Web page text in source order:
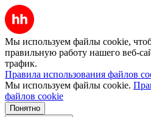
Мы используем файлы cookie,
правильную работу нашего веб-
трафик.
Правила использования файлов
Мы используем файлы cookie.
файлов cookie
Понятно